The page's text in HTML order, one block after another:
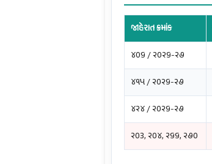
જાહેરાત ક્રમાંક
૪૦૬ / ૨૦૨૬-૨૭
૪૧૫ / ૨૦૨૬-૨૭
૪૨૪ / ૨૦૨૬-૨૭
૨૦૩, ૨૦૪, ૨૬૬, ૨૭૦